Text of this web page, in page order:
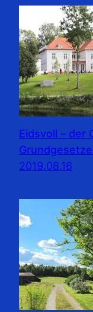
Eidsvoll – der
2019.08.16